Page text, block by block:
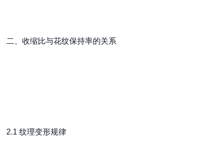
二、收缩比与花纹保持率的关系
2.1 纹理变形规律